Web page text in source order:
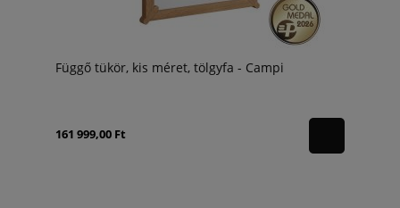
Függő tükör, kis méret, tölgyfa - Campi
161 999,00 Ft